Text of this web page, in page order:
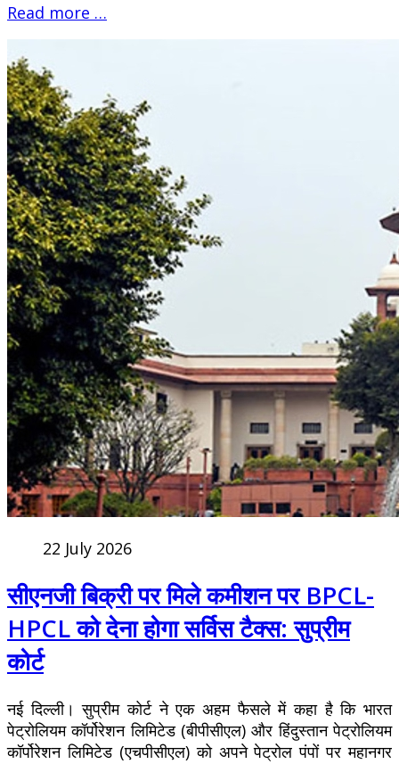
Read more …
22 July 2026
सीएनजी बिक्री पर मिले कमीशन पर BPCL-
HPCL को देना होगा सर्विस टैक्स: सुप्रीम
कोर्ट
नई दिल्ली। सुप्रीम कोर्ट ने एक अहम फैसले में कहा है कि भारत
पेट्रोलियम कॉर्पोरेशन लिमिटेड (बीपीसीएल) और हिंदुस्तान पेट्रोलियम
कॉर्पोरेशन लिमिटेड (एचपीसीएल) को अपने पेट्रोल पंपों पर महानगर